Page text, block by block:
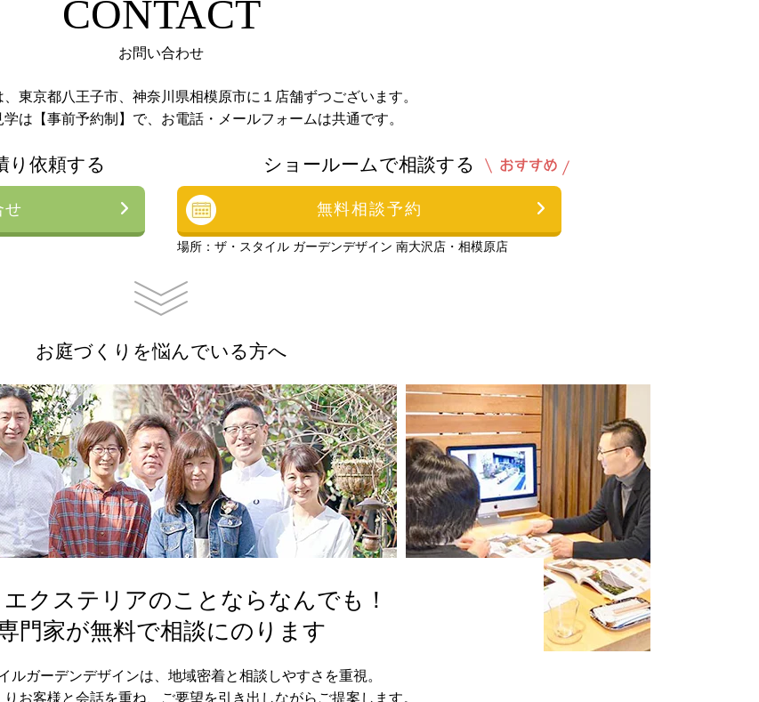
CONTACT
お問い合わせ
東京都八王子市、神奈川県相模原市に１店舗ずつございます。
学は【事前予約制】で、お電話・メールフォームは共通です。
り依頼する
せ
ショールームで相談する
無料相談予約
場所：ザ・スタイル ガーデンデザイン 南大沢店・相模原店
お庭づくりを悩んでいる方へ
クステリアのことならなんでも！
門家が無料で相談にのります
ルガーデンデザインは、地域密着と相談しやすさを重視。
お客様と会話を重ね、
ご要望を引き出しながらご提案します。